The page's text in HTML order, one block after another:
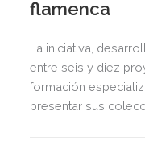
flamenca
La iniciativa,
entre seis y diez
formación
presentar sus